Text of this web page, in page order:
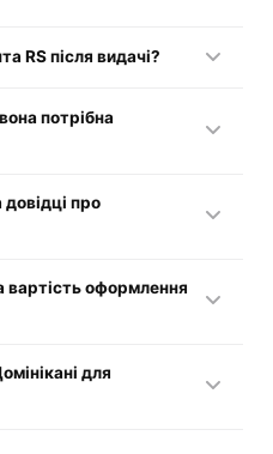
на інвестиційну
RS після видачі?
у країні.
потрібна
та потрібне для відкриття
про
для визнання їх
вартість оформлення
а також підтверджувати
американських доларів.
для